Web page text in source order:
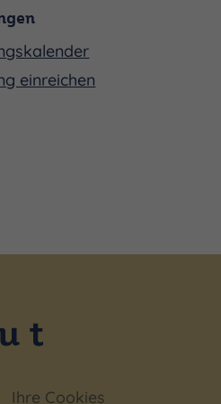
einreichen
Ihre Cookies